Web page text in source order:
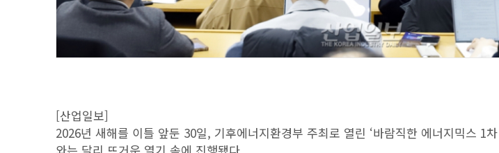
[산업일보]
2026년 새해를 이틀 앞둔 30일, 기후에너지환경부 주최로 열린 ‘바람직한 에너지믹스 1